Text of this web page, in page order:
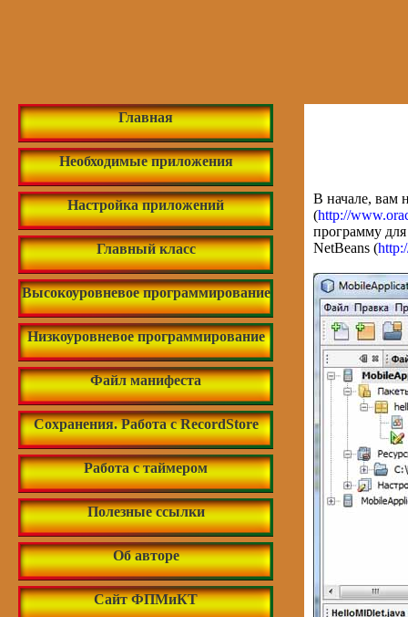
Главная
Необходимые приложения
Настройка приложений
Главный класс
Высокоуровневое программирование
Низкоуровневое программирование
Файл манифеста
Сохранения. Работа с RecordStore
Работа с таймером
Полезные ссылки
Об авторе
Сайт ФПМиКТ
В начале, вам
(http://
программу
NetBeans (